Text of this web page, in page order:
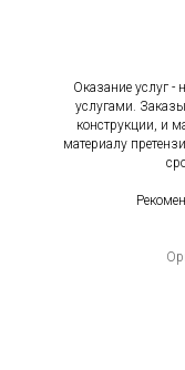
Оказание услуг -
услугами.
конструкции, и
материалу